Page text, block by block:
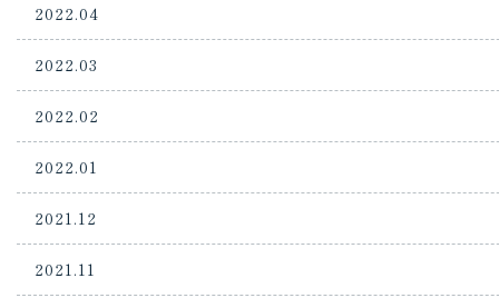
2022.04
2022.03
2022.02
2022.01
2021.12
2021.11